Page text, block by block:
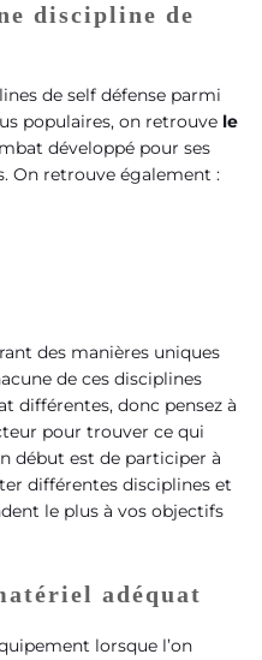
discipline de
de self défense parmi
populaires, on retrouve le
développé pour ses
On retrouve également :
des manières uniques
de ces disciplines
différentes, donc pensez à
pour trouver ce qui
début est de participer à
différentes disciplines et
le plus à vos objectifs
adéquat
lorsque l’on